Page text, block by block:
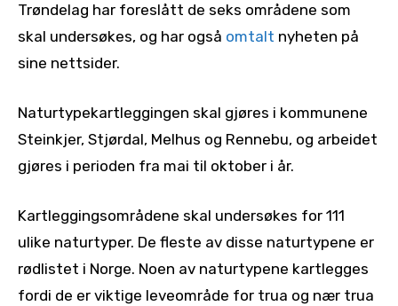
Trøndelag har foreslått de seks områdene som
skal undersøkes, og har også omtalt nyheten på
sine nettsider.
Naturtypekartleggingen skal gjøres i kommunene
Steinkjer, Stjørdal, Melhus og Rennebu, og arbeidet
gjøres i perioden fra mai til oktober i år.
Kartleggingsområdene skal undersøkes for 111
ulike naturtyper. De fleste av disse naturtypene er
rødlistet i Norge. Noen av naturtypene kartlegges
fordi de er viktige leveområde for trua og nær trua